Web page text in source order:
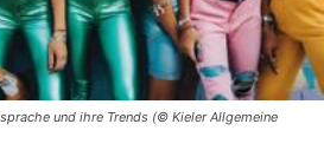
und ihre Trends (© Kieler Allgemeine